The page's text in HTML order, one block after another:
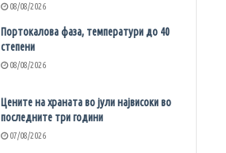
08/08/2026
Портокалова фаза, температури до 40
степени
08/08/2026
Цените на храната во јули највисоки во
последните три години
07/08/2026